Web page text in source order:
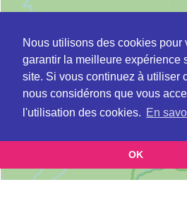
Nous utilisons des cookies pour
garantir la meilleure expérience
site. Si vous continuez à utiliser
nous considérons que vous
l'utilisation des cookies. En
OK